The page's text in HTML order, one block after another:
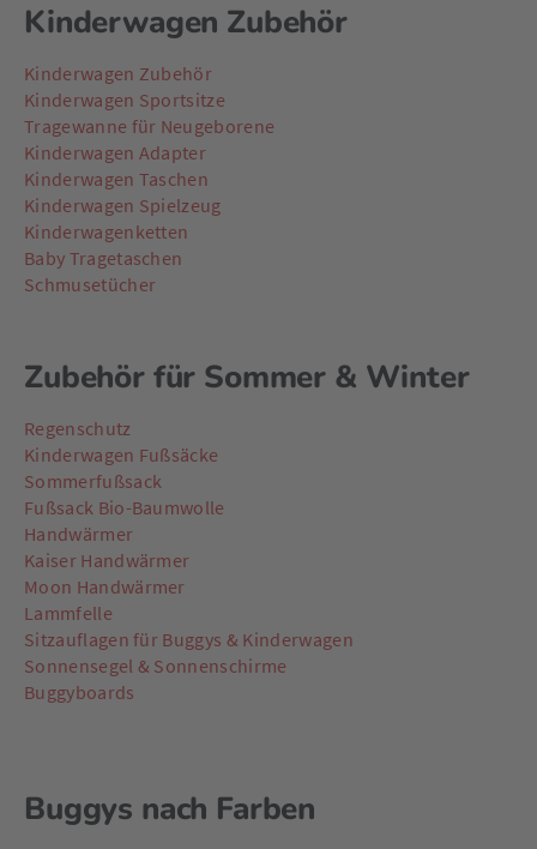
Kinderwagen Zubehör
Kinderwagen Zubehör
Kinderwagen Sportsitze
Tragewanne für Neugeborene
Kinderwagen Adapter
Kinderwagen Taschen
Kinderwagen Spielzeug
Kinderwagenketten
Baby Tragetaschen
Schmusetücher
Zubehör für Sommer & Winter
Regenschutz
Kinderwagen Fußsäcke
Sommerfußsack
Fußsack Bio-Baumwolle
Handwärmer
Kaiser Handwärmer
Moon Handwärmer
Lammfelle
Sitzauflagen für Buggys & Kinderwagen
Sonnensegel & Sonnenschirme
Buggyboards
Buggys nach Farben